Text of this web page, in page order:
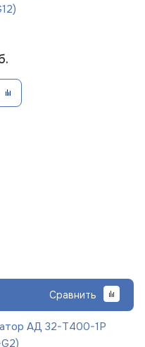
Сравнить
АД 32-Т400-1Р